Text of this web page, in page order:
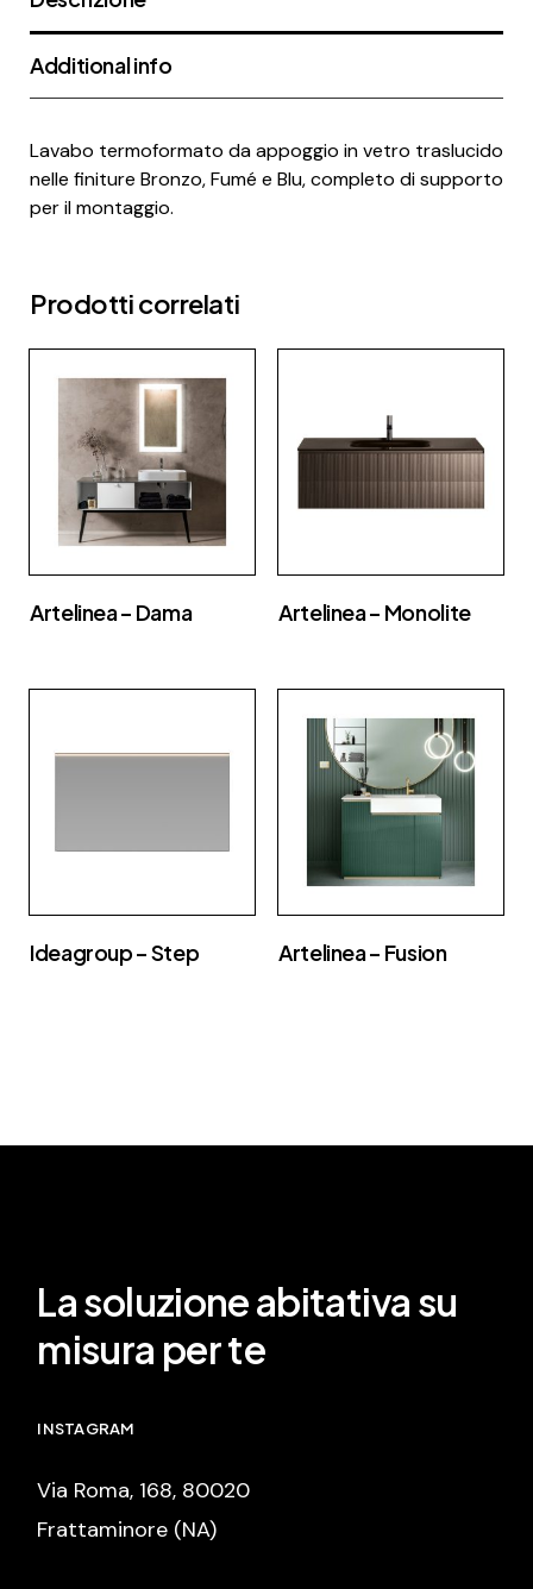
Additional info
Lavabo termoformato da appoggio in vetro traslucido
nelle finiture Bronzo, Fumé e Blu, completo di supporto
per il montaggio.
Prodotti correlati
Artelinea – Dama Artelinea – Monolite
Ideagroup – Step Artelinea – Fusion
La soluzione abitativa su
misura per te
INSTAGRAM
Via Roma, 168, 80020
Frattaminore (NA)